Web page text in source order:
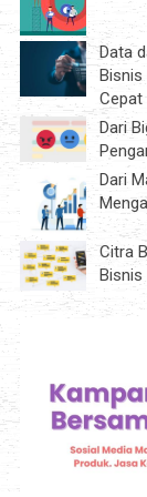
Data
Bisnis
Cepat
Dari
Dari
Citra
Bisnis